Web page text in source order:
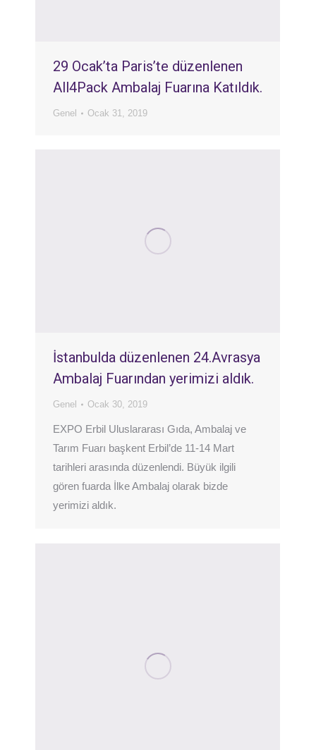
29 Ocak’ta Paris’te düzenlenen
All4Pack Ambalaj Fuarına Katıldık.
Genel Ocak 31, 2019
İstanbulda düzenlenen 24.Avrasya
Ambalaj Fuarından yerimizi aldık.
Genel Ocak 30, 2019
EXPO Erbil Uluslararası Gıda, Ambalaj ve
Tarım Fuarı başkent Erbil’de 11-14 Mart
tarihleri arasında düzenlendi. Büyük ilgili
gören fuarda İlke Ambalaj olarak bizde
yerimizi aldık.